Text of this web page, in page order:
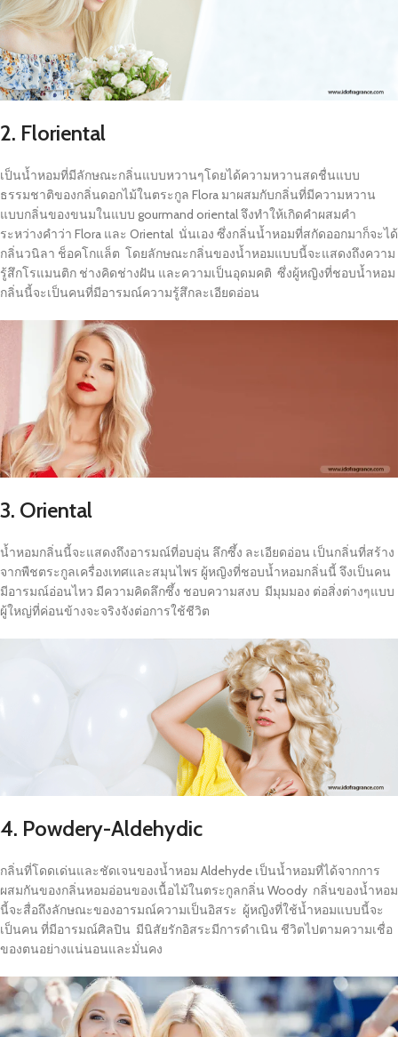
2. Floriental
เป็นน้ำหอมที่มีลักษณะกลิ่นแบบหวานๆโดยได้ความหวานสดชื่นแบบ
ธรรมชาติของกลิ่นดอกไม้ในตระกูล Flora มาผสมกับกลิ่นที่มีความหวาน
แบบกลิ่นของขนมในแบบ gourmand oriental จึงทำให้เกิดคำผสมคำ
ระหว่างคำว่า Flora และ Oriental นั่นเอง ซึ่งกลิ่นน้ำหอมที่สกัดออกมาก็จะได้
กลิ่นวนิลา ช็อคโกแล็ต โดยลักษณะกลิ่นของน้ำหอมแบบนี้จะแสดงถึงความ
รู้สึกโรแมนติก ช่างคิดช่างฝัน และความเป็นอุดมคติ ซึ่งผู้หญิงที่ชอบน้ำหอม
กลิ่นนี้จะเป็นคนที่มีอารมณ์ความรู้สึกละเอียดอ่อน
3. Oriental
น้ำหอมกลิ่นนี้จะแสดงถึงอารมณ์ที่อบอุ่น ลึกซึ้ง ละเอียดอ่อน เป็นกลิ่นที่สร้าง
จากพืชตระกูลเครื่องเทศและสมุนไพร ผู้หญิงที่ชอบน้ำหอมกลิ่นนี้ จึงเป็นคน
มีอารมณ์อ่อนไหว มีความคิดลึกซึ้ง ชอบความสงบ มีมุมมอง ต่อสิ่งต่างๆแบบ
ผู้ใหญ่ที่ค่อนข้างจะจริงจังต่อการใช้ชีวิต
4. Powdery-Aldehydic
กลิ่นที่โดดเด่นและชัดเจนของน้ำหอม Aldehyde เป็นน้ำหอมที่ได้จากการ
ผสมกันของกลิ่นหอมอ่อนของเนื้อไม้ในตระกูลกลิ่น Woody กลิ่นของน้ำหอม
นี้จะสื่อถึงลักษณะของอารมณ์ความเป็นอิสระ ผู้หญิงที่ใช้น้ำหอมแบบนี้จะ
เป็นคน ที่มีอารมณ์ศิลปิน มีนิสัยรักอิสระมีการดำเนิน ชีวิตไปตามความเชื่อ
ของตนอย่างแน่นอนและมั่นคง